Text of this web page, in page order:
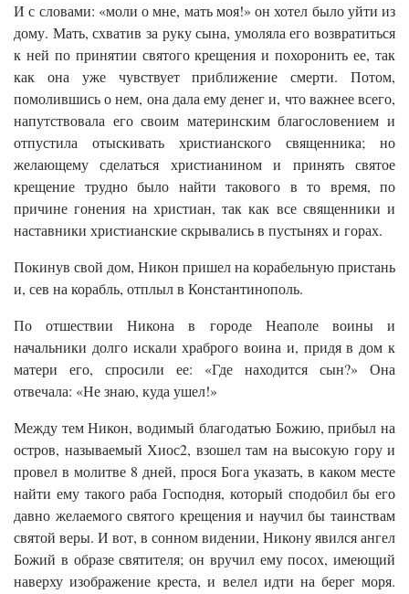
И с словами: «моли о мне, мать моя!» он хотел было уйти из
дому. Мать, схватив за руку сына, умоляла его возвратиться
к ней по принятии святого крещения и похоронить ее, так
как она уже чувствует приближение смерти. Потом,
помолившись о нем, она дала ему денег и, что важнее всего,
напутствовала его своим материнским благословением и
отпустила отыскивать христианского священника; но
желающему сделаться христианином и принять святое
крещение трудно было найти такового в то время, по
причине гонения на христиан, так как все священники и
наставники христианские скрывались в пустынях и горах.
Покинув свой дом, Никон пришел на корабельную пристань
и, сев на корабль, отплыл в Константинополь.
По отшествии Никона в городе Неаполе воины и
начальники долго искали храброго воина и, придя в дом к
матери его, спросили ее: «Где находится сын?» Она
отвечала: «Не знаю, куда ушел!»
Между тем Никон, водимый благодатью Божию, прибыл на
остров, называемый Хиос2, взошел там на высокую гору и
провел в молитве 8 дней, прося Бога указать, в каком месте
найти ему такого раба Господня, который сподобил бы его
давно желаемого святого крещения и научил бы таинствам
святой веры. И вот, в сонном видении, Никону явился ангел
Божий в образе святителя; он вручил ему посох, имеющий
наверху изображение креста, и велел идти на берег моря.